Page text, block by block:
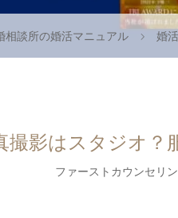
相談所の婚活マニュアル 婚
撮影はスタジオ
ファーストカウンセリ